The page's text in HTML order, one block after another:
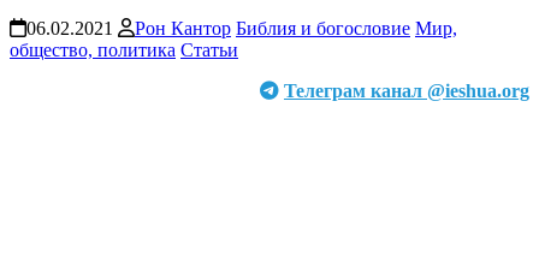
06.02.2021 Рон Кантор Библия и богословие Мир,
общество, политика Статьи
Телеграм канал @ieshua.org